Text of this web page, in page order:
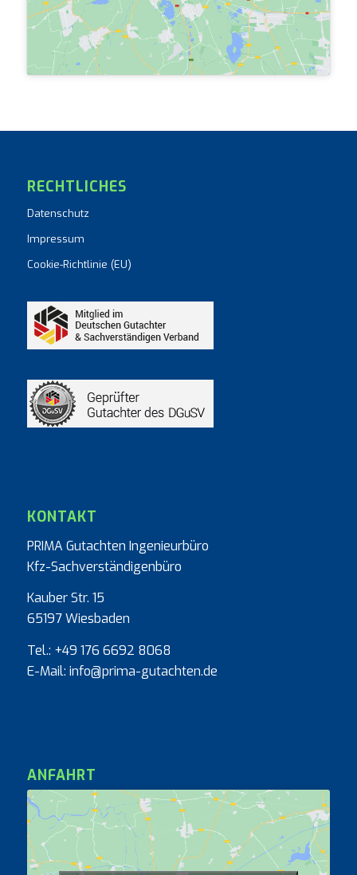
RECHTLICHES
Datenschutz
Impressum
Cookie-Richtlinie (EU)
KONTAKT
PRIMA Gutachten Ingenieurbüro
Kfz-Sachverständigenbüro
Kauber Str. 15
65197 Wiesbaden
Tel.: +49 176 6692 8068
E-Mail: info@prima-gutachten.de
ANFAHRT